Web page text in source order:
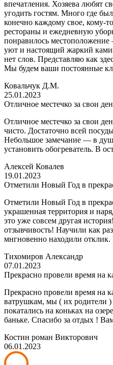
впечатления. Хозяева любят
угодить гостям. Много где
конечно каждому свое, кому-
рестораны и ежедневную
понравилось
уют и настоящий жаркий
нет слов. Представляю как
Мы будем ваши постоянные
Ковальчук Д.М.
25.01.2023
Отличное местечко за свои
Отличное местечко за свои
чисто. Достаточно всей
Небольшое замечание — в
установить обогреватель. В
Алексей Ковалев
19.01.2023
Отметили Новый Год в
Отметили Новый Год в
украшенная территория и
это уже совсем другая
отзывчивость! Научили как
мнгновенно находили отклик.
Тихомиров Александр
07.01.2023
Прекрасно провели время на
Прекрасно провели время на
ватрушкам, мы ( их родители )
покатались на коньках на
баньке. Спасибо за отдых !
Костин роман Викторович
06.01.2023